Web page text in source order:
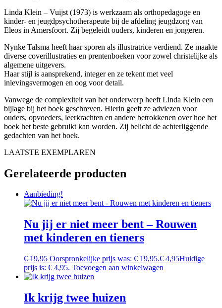
Linda Klein – Vuijst (1973) is werkzaam als orthopedagoge en
kinder- en jeugdpsychotherapeute bij de afdeling jeugdzorg van
Eleos in Amersfoort. Zij begeleidt ouders, kinderen en jongeren.
Nynke Talsma heeft haar sporen als illustratrice verdiend. Ze maakte
diverse coverillustraties en prentenboeken voor zowel christelijke als
algemene uitgevers.
Haar stijl is aansprekend, integer en ze tekent met veel
inlevingsvermogen en oog voor detail.
Vanwege de complexiteit van het onderwerp heeft Linda Klein een
bijlage bij het boek geschreven. Hierin geeft ze adviezen voor
ouders, opvoeders, leerkrachten en andere betrokkenen over hoe het
boek het beste gebruikt kan worden. Zij belicht de achterliggende
gedachten van het boek.
LAATSTE EXEMPLAREN
Gerelateerde producten
Aanbieding!
Nu jij er niet meer bent – Rouwen
met kinderen en tieners
€19,95 Oorspronkelijke prijs was: € 19,95.€ 4,95Huidige
prijs is: € 4,95. Toevoegen aan winkelwagen
Ik krijg twee huizen